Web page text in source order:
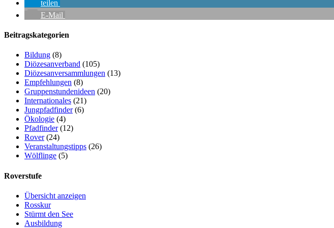
teilen
E-Mail
Beitragskategorien
Bildung (8)
Diözesanverband (105)
Diözesanversammlungen (13)
Empfehlungen (8)
Gruppenstundenideen (20)
Internationales (21)
Jungpfadfinder(6)
Ökologie (4)
Pfadfinder(12)
Rover(24)
Veranstaltungstipps (26)
Wölflinge (5)
Roverstufe
Übersicht anzeigen
Rosskur
Stürmt den See
Ausbildung